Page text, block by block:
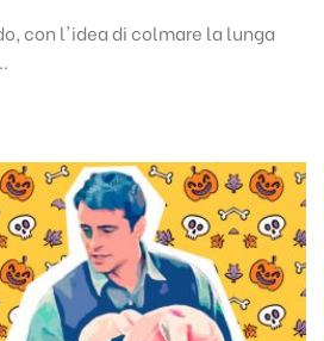
con l'idea di colmare la lunga